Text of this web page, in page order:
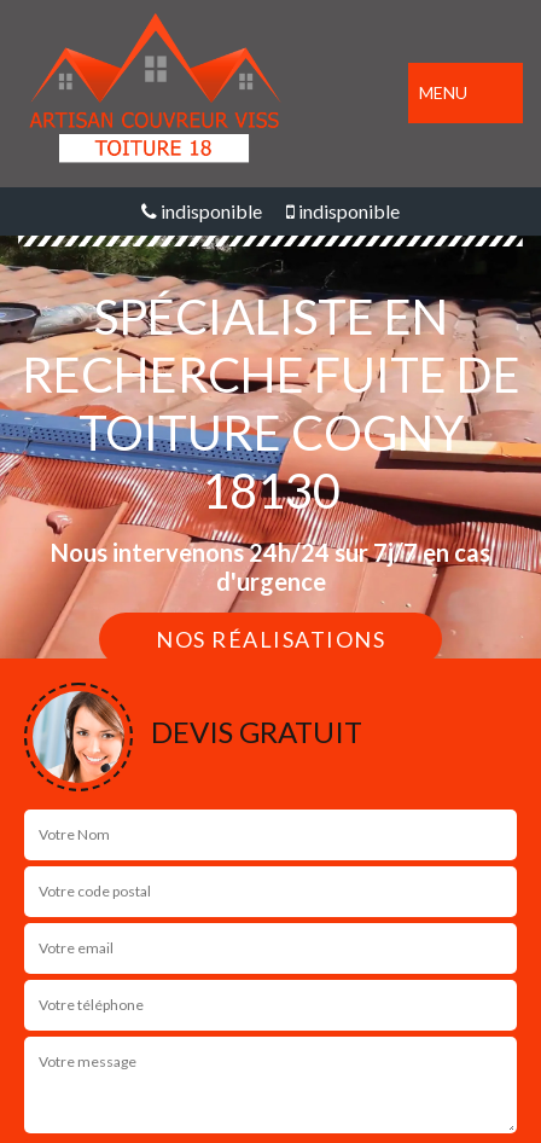
MENU
indisponible indisponible
SPÉCIALISTE EN
RECHERCHE FUITE DE
TOITURE COGNY
18130
Nous intervenons 24h/24 sur 7j/7 en cas
d'urgence
NOS RÉALISATIONS
DEVIS GRATUIT